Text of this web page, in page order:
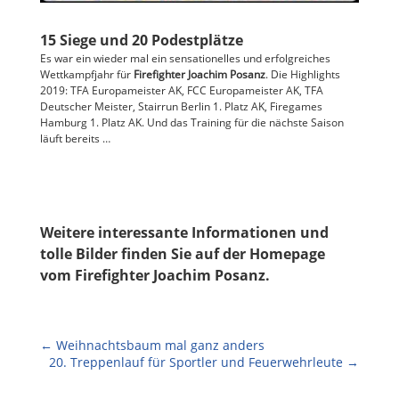
15 Siege und 20 Podestplätze
Es war ein wieder mal ein sensationelles und erfolgreiches
Wettkampfjahr für Firefighter Joachim Posanz. Die Highlights
2019: TFA Europameister AK, FCC Europameister AK, TFA
Deutscher Meister, Stairrun Berlin 1. Platz AK, Firegames
Hamburg 1. Platz AK. Und das Training für die nächste Saison
läuft bereits …
Weitere interessante Informationen und
tolle Bilder finden Sie auf der Homepage
vom Firefighter Joachim Posanz.
← Weihnachtsbaum mal ganz anders
20. Treppenlauf für Sportler und Feuerwehrleute →